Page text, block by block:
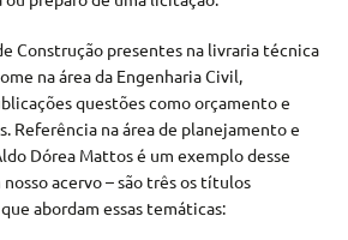
Construção presentes na livraria técnica
na área da Engenharia Civil,
questões como orçamento e
Referência na área de planejamento e
Dórea Mattos é um exemplo desse
acervo – são três os títulos
abordam essas temáticas: